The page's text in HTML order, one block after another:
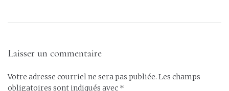
Laisser un commentaire
Votre adresse courriel ne sera pas publiée. Les champs
obligatoires sont indiqués avec *